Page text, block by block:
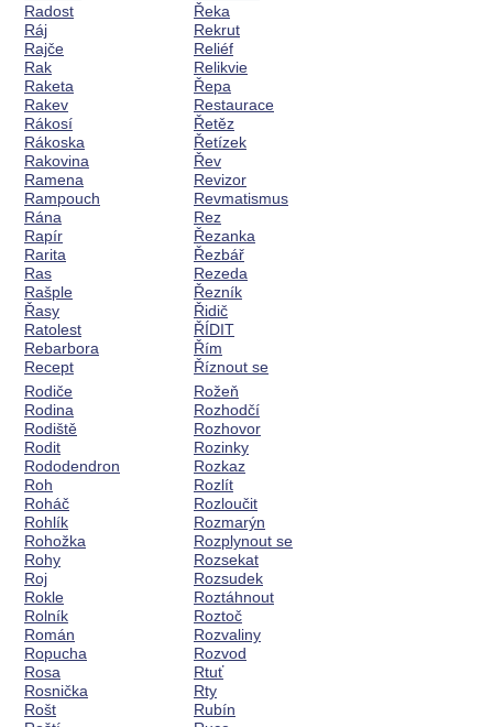
Radost
Ráj
Rajče
Rak
Raketa
Rakev
Rákosí
Rákoska
Rakovina
Ramena
Rampouch
Rána
Rapír
Rarita
Ras
Rašple
Řasy
Ratolest
Rebarbora
Recept
Řeka
Rekrut
Reliéf
Relikvie
Řepa
Restaurace
Řetěz
Řetízek
Řev
Revizor
Revmatismus
Rez
Řezanka
Řezbář
Rezeda
Řezník
Řidič
ŘÍDIT
Řím
Říznout se
Rodiče
Rodina
Rodiště
Rodit
Rododendron
Roh
Roháč
Rohlík
Rohožka
Rohy
Roj
Rokle
Rolník
Román
Ropucha
Rosa
Rosnička
Rošt
Rožeň
Rozhodčí
Rozhovor
Rozinky
Rozkaz
Rozlít
Rozloučit
Rozmarýn
Rozplynout se
Rozsekat
Rozsudek
Roztáhnout
Roztoč
Rozvaliny
Rozvod
Rtuť
Rty
Rubín